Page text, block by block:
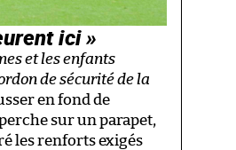
ici »
et les enfants
de sécurité de la
en fond de
sur un parapet,
les renforts exigés